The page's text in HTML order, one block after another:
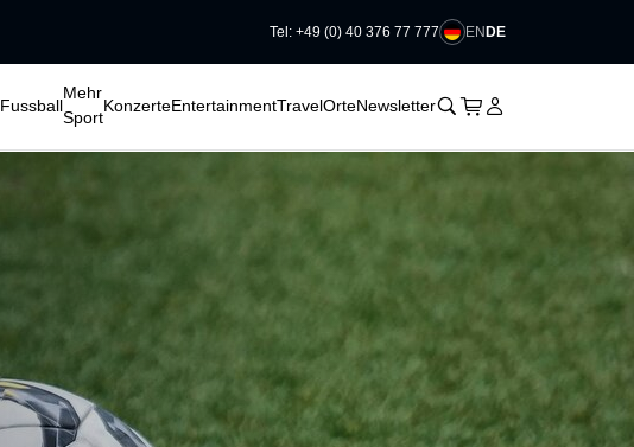
Tel: +49 (0) 40 376 77 777 ENDE
Fussball
Mehr
Sport
KonzerteEntertainmentTravelOrteNewsletter􀊫 Warenkorb
􀍩 Login
􀉩